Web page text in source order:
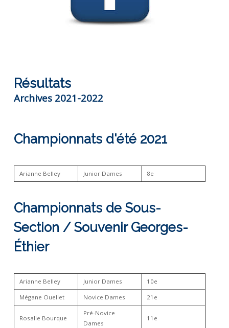
Résultats
Archives 2021-2022
Championnats d'été 2021
Arianne Belley Junior Dames 8e
Championnats de Sous-
Section / Souvenir Georges-
Éthier
Arianne Belley Junior Dames 10e
Mégane Ouellet Novice Dames 21e
Rosalie Bourque
Pré-Novice
Dames
11e